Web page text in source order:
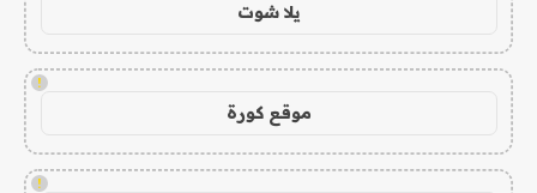
يلا شوت
!
موقع كورة
!